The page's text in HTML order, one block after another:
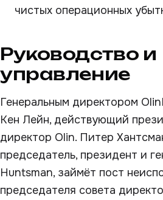
чистых операционных
Руководство и
управление
Генеральным директором
Кен Лейн, действующий
директор Olin. Питер
председатель, президент и
Huntsman, займёт пост
председателя совета